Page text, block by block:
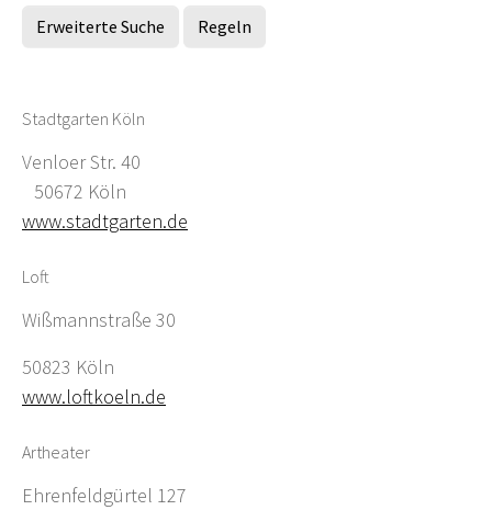
Erweiterte Suche Regeln
Stadtgarten Köln
Venloer Str. 40
50672 Köln
www.stadtgarten.de
Loft
Wißmannstraße 30
50823 Köln
www.loftkoeln.de
Artheater
Ehrenfeldgürtel 127